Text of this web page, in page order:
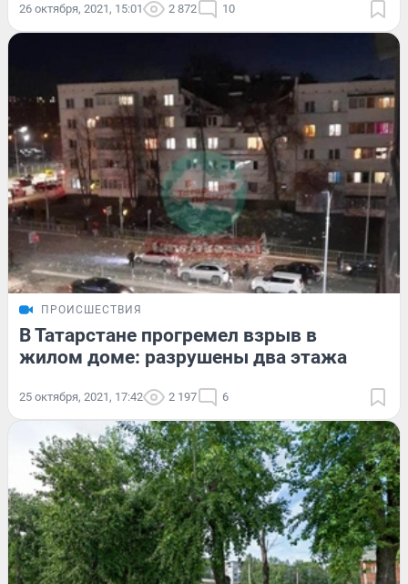
26 октября, 2021, 15:01 2 872 10
ПРОИСШЕСТВИЯ
В Татарстане прогремел взрыв в
жилом доме: разрушены два этажа
25 октября, 2021, 17:42 2 197 6